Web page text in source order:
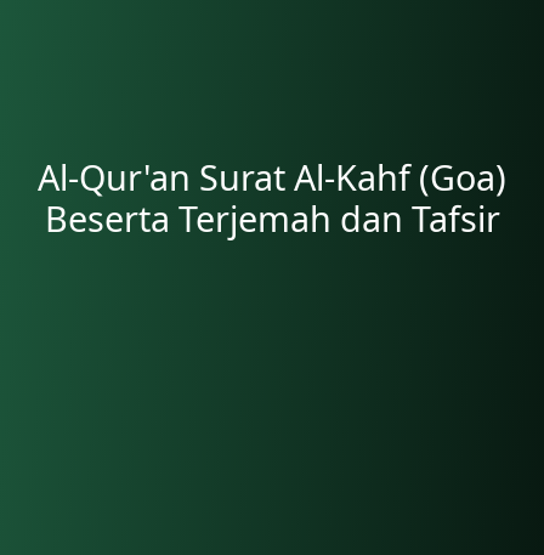
Al-Qur'an Surat Al-Kahf (Goa)
Beserta Terjemah dan Tafsir